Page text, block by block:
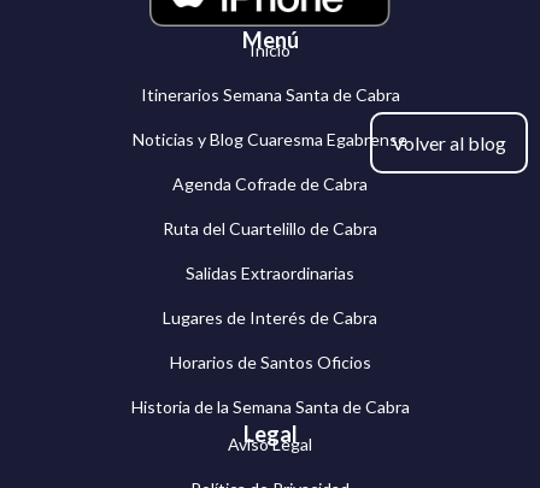
Volver al blog
Menú
Inicio
Itinerarios Semana Santa de Cabra
Noticias y Blog Cuaresma Egabrense
Agenda Cofrade de Cabra
Ruta del Cuartelillo de Cabra
Salidas Extraordinarias
Lugares de Interés de Cabra
Horarios de Santos Oficios
Historia de la Semana Santa de Cabra
Legal
Aviso Legal